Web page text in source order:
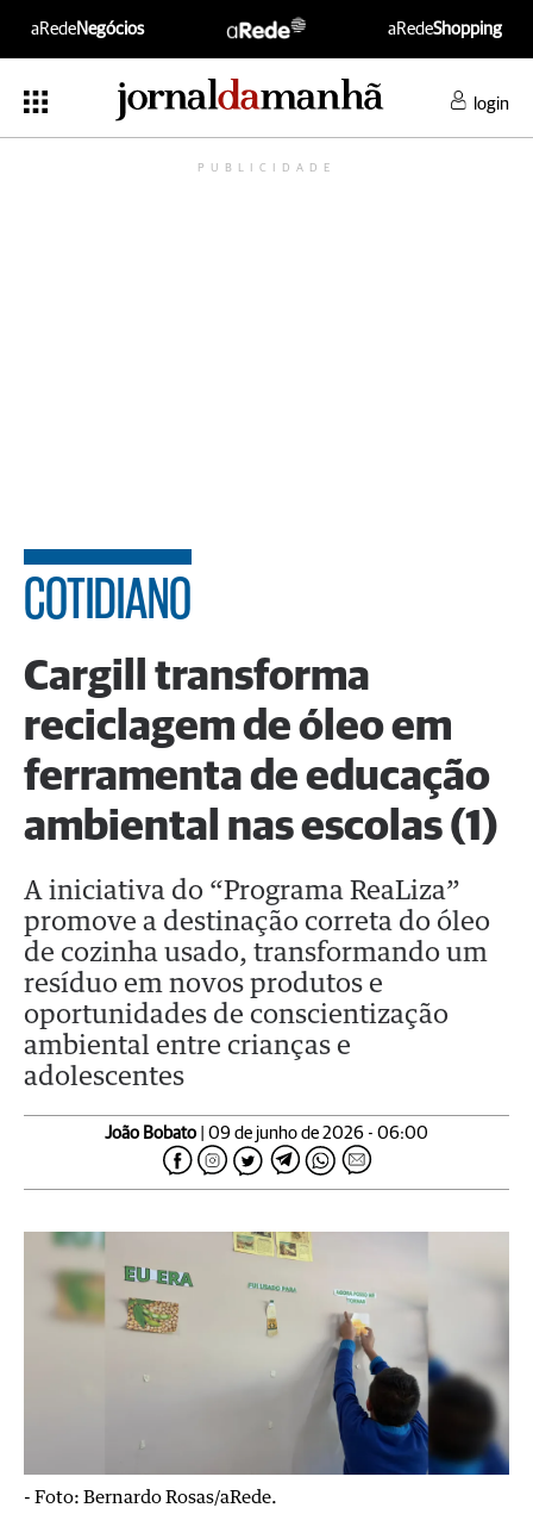
aRedeNegócios aRedeShopping
login
PUBLICIDADE
COTIDIANO
Cargill transforma
reciclagem de óleo em
ferramenta de educação
ambiental nas escolas (1)
A iniciativa do “Programa ReaLiza”
promove a destinação correta do óleo
de cozinha usado, transformando um
resíduo em novos produtos e
oportunidades de conscientização
ambiental entre crianças e
adolescentes
João Bobato | 09 de junho de 2026 - 06:00
- Foto: Bernardo Rosas/aRede.